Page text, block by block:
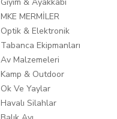
MKE MERMİLER
Optik & Elektronik
Tabanca Ekipmanları
Av Malzemeleri
Kamp & Outdoor
Ok Ve Yaylar
Havalı Silahlar